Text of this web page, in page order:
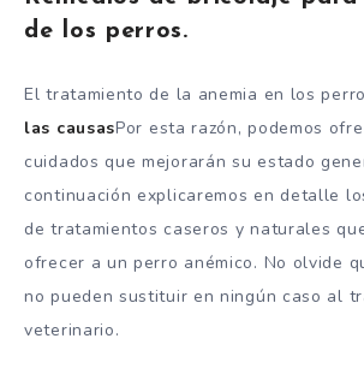
de los perros.
El tratamiento de la anemia en los
las causasPor esta razón, podemos
cuidados que mejorarán su estado
continuación explicaremos en detalle
de tratamientos caseros y naturales
ofrecer a un perro anémico. No olvide
no pueden sustituir en ningún caso al
veterinario.